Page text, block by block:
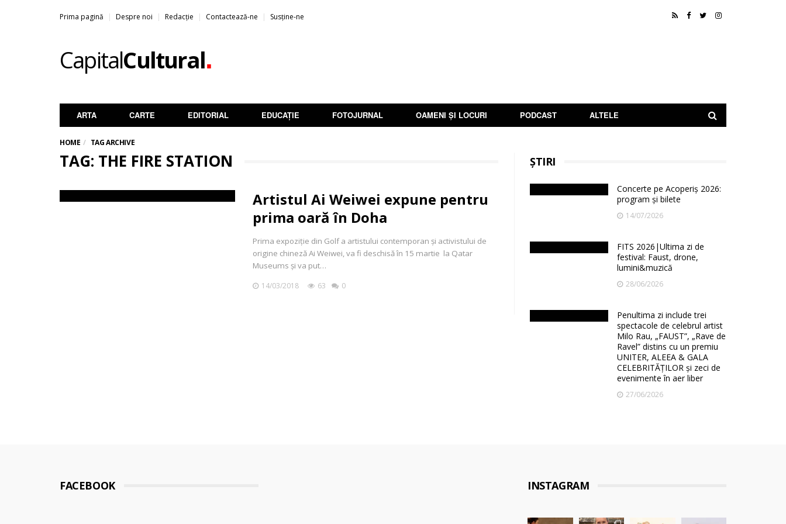
Prima pagină Despre noi Redacție Contactează-ne Susține-ne
CapitalCultural.
ARTA CARTE EDITORIAL EDUCAȚIE FOTOJURNAL OAMENI ȘI LOCURI PODCAST ALTELE
HOME TAG ARCHIVE
TAG: THE FIRE STATION
Artistul Ai Weiwei expune pentru
prima oară în Doha
Prima expoziție din Golf a artistului contemporan și activistului de
origine chineză Ai Weiwei, va fi deschisă în 15 martie la Qatar
Museums și va put…
14/03/2018 63 0
ȘTIRI
Concerte pe Acoperiș 2026:
program și bilete
14/07/2026
FITS 2026|Ultima zi de
festival: Faust, drone,
lumini&muzică
28/06/2026
Penultima zi include trei
spectacole de celebrul artist
Milo Rau, „FAUST”, „Rave de
Ravel” distins cu un premiu
UNITER, ALEEA & GALA
CELEBRITĂȚILOR și zeci de
evenimente în aer liber
27/06/2026
FACEBOOK INSTAGRAM